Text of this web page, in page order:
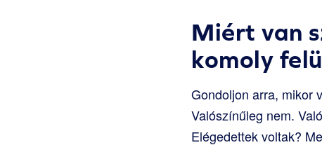
Miért van
komoly
Gondoljon arra, mikor
Valószínűleg nem.
Elégedettek voltak?